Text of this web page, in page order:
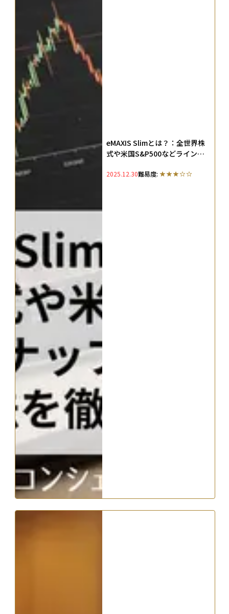
eMAXIS Slimとは？：全世界株
式や米国S&P500などラインナ
説
2025.12.30難易度: